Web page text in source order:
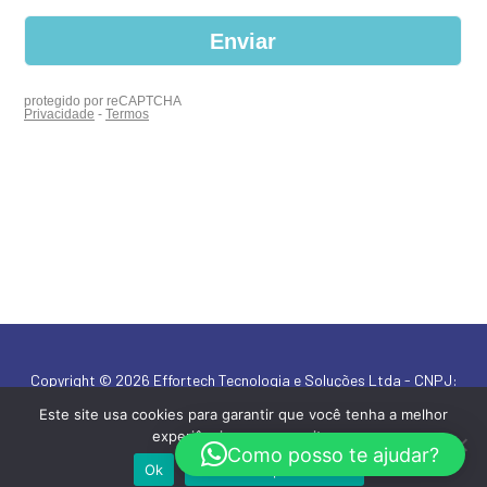
Copyright © 2026 Effortech Tecnologia e Soluções Ltda - CNPJ:
By HyTrade Engineered Revenue
Como posso te ajudar?
Este site usa cookies para garantir que você tenha a melhor
experiência em nosso site.
Ok
Política de privacidade